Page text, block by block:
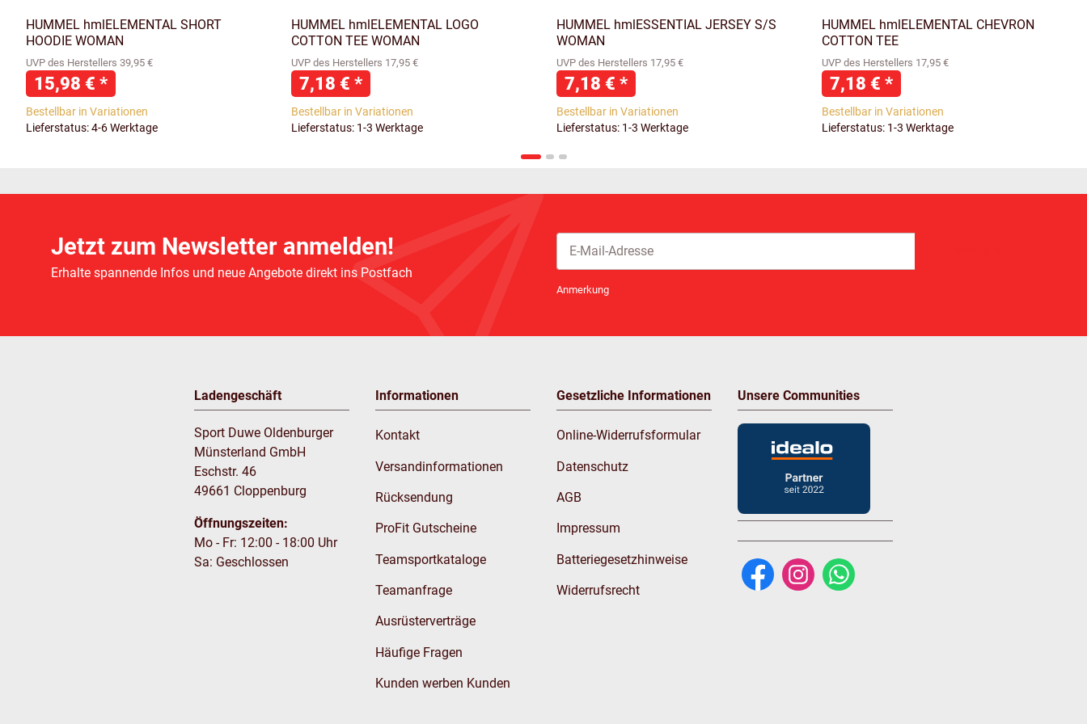
HUMMEL hmlELEMENTAL SHORT
HOODIE WOMAN
UVP des Herstellers 39,95 €
15,98 € *
Bestellbar in Variationen
Lieferstatus: 4-6 Werktage
HUMMEL hmlELEMENTAL LOGO
COTTON TEE WOMAN
UVP des Herstellers 17,95 €
7,18 € *
Bestellbar in Variationen
Lieferstatus: 1-3 Werktage
HUMMEL hmlESSENTIAL JERSEY S/S
WOMAN
UVP des Herstellers 17,95 €
7,18 € *
Bestellbar in Variationen
Lieferstatus: 1-3 Werktage
HUMMEL hmlELEMENTAL CHEVRON
COTTON TEE
UVP des Herstellers 17,95 €
7,18 € *
Bestellbar in Variationen
Lieferstatus: 1-3 Werktage
Jetzt zum Newsletter anmelden!
Erhalte spannende Infos und neue Angebote direkt ins Postfach
Anmerkung
Ladengeschäft
Sport Duwe Oldenburger
Münsterland GmbH
Eschstr. 46
49661 Cloppenburg
Öffnungszeiten:
Mo - Fr: 12:00 - 18:00 Uhr
Sa: Geschlossen
Informationen
Kontakt
Versandinformationen
Rücksendung
ProFit Gutscheine
Teamsportkataloge
Teamanfrage
Ausrüsterverträge
Häufige Fragen
Kunden werben Kunden
Gesetzliche Informationen
Online-Widerrufsformular
Datenschutz
AGB
Impressum
Batteriegesetzhinweise
Widerrufsrecht
Unsere Communities